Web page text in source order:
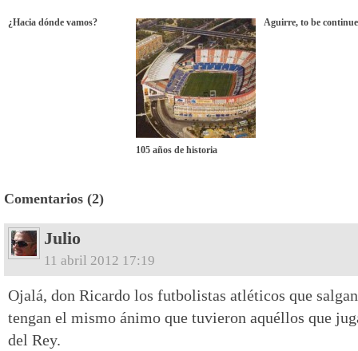
¿Hacia dónde vamos?
105 años de historia
Aguirre, to be
Comentarios (2)
Julio
11 abril 2012 17:19
Ojalá, don Ricardo los futbolistas atléticos que
tengan el mismo ánimo que tuvieron aquéllos que
del Rey.